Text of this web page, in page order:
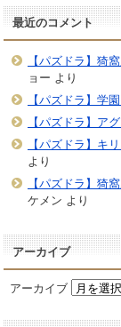
最近のコメント
【パズドラ】猗
ョー より
【パズドラ】学
【パズドラ】ア
【パズドラ】キ
より
【パズドラ】猗
ケメン より
アーカイブ
アーカイブ